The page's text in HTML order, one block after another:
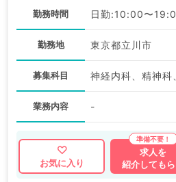
勤務時間 日勤:10:00〜
勤務地 東京都立川市
募集科目
業務内容 -
お気に入り
求人を
紹介してもら